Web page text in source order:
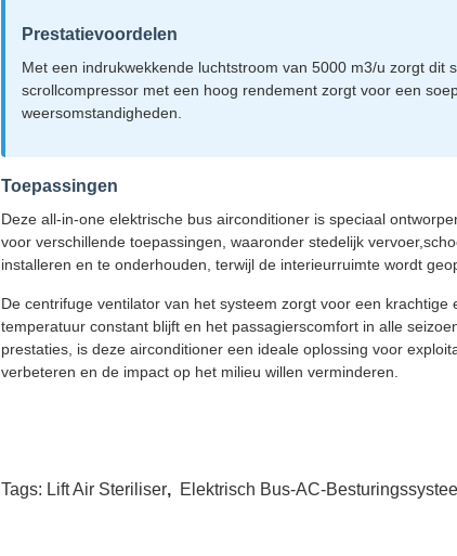
Prestatievoordelen
Met een indrukwekkende luchtstroom van 5000 m3/u zorgt
scrollcompressor met een hoog rendement zorgt voor een
weersomstandigheden.
Toepassingen
Deze all-in-one elektrische bus airconditioner is speciaal
voor verschillende toepassingen, waaronder stedelijk
installeren en te onderhouden, terwijl de interieurruimte wordt
De centrifuge ventilator van het systeem zorgt voor een
temperatuur constant blijft en het passagierscomfort in alle
prestaties, is deze airconditioner een ideale oplossing voor
verbeteren en de impact op het milieu willen verminderen.
Tags: Lift Air Steriliser, Elektrisch Bus-AC-